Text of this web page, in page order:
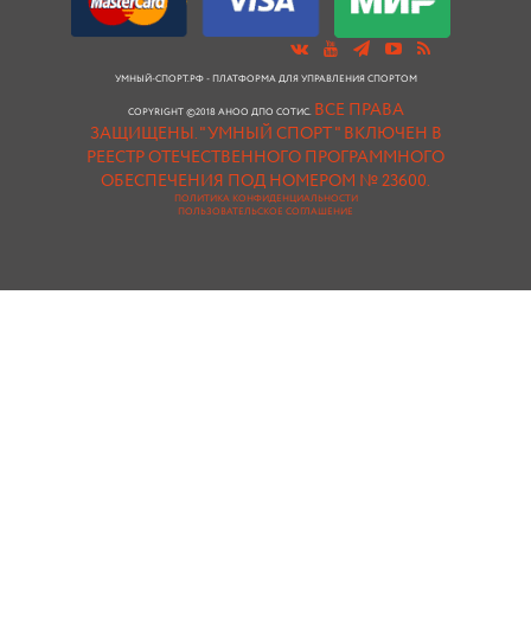
УМНЫЙ-СПОРТ.РФ - ПЛАТФОРМА ДЛЯ УПРАВЛЕНИЯ СПОРТОМ
COPYRIGHT ©2018 АНОО ДПО СОТИС. ВСЕ ПРАВА
ЗАЩИЩЕНЫ."УМНЫЙ СПОРТ " ВКЛЮЧЕН В
РЕЕСТР ОТЕЧЕСТВЕННОГО ПРОГРАММНОГО
ОБЕСПЕЧЕНИЯ ПОД НОМЕРОМ № 23600.
ПОЛИТИКА КОНФИДЕНЦИАЛЬНОСТИ
ПОЛЬЗОВАТЕЛЬСКОЕ СОГЛАШЕНИЕ